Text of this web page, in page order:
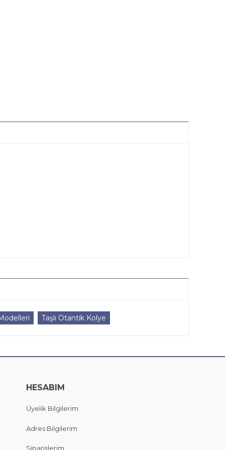
Taşlı Otantik Kolye
HESABIM
Üyelik Bilgilerim
Adres Bilgilerim
Siparişlerim